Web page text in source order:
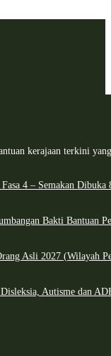
kerajaan terkini
4 – Semakan
Bakti Bantuan
Asli 2027 (Wilayah
Autisme dan